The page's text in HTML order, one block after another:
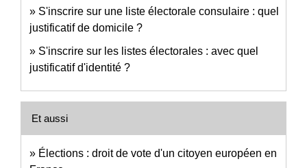
S'inscrire sur une liste électorale consulaire : quel
justificatif de domicile ?
S'inscrire sur les listes électorales : avec quel
justificatif d'identité ?
Et aussi
Élections : droit de vote d'un citoyen européen en